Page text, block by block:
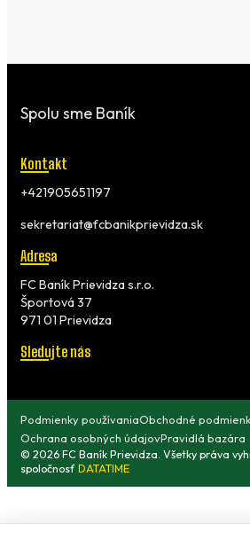
Spolu sme Baník
Kontakt
+421905651197
sekretariat@fcbanikprievidza.sk
Adresa
FC Baník Prievidza s.r.o.
Športová 37
971 01 Prievidza
Sledujte nás
© 2026 FC Baník Prievidza. Všetky práva
spoločnosť DATATIME
Podmienky používaniaObchodné
Ochrana osobných údajovPravidlá bazára